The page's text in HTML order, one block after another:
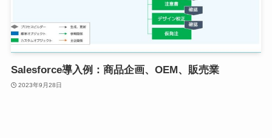
Salesforce導入例：商品企画、OEM、販売業
2023年9月28日